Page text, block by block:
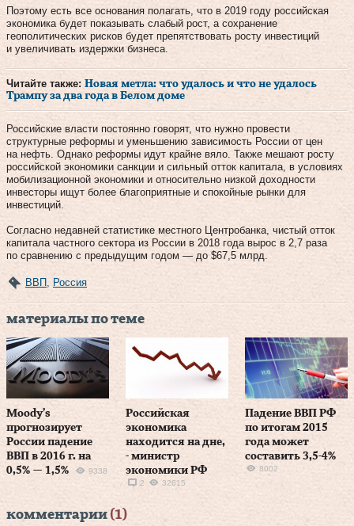
Поэтому есть все основания полагать, что в 2019 году российская
экономика будет показывать слабый рост, а сохранение
геополитических рисков будет препятствовать росту инвестиций
и увеличивать издержки бизнеса.
Читайте также: Новая метла: что удалось и что не удалось
Трампу за два года в Белом доме
Российские власти постоянно говорят, что нужно провести
структурные реформы и уменьшению зависимость России от цен
на нефть. Однако реформы идут крайне вяло. Также мешают росту
российской экономики санкции и сильный отток капитала, в условиях
мобилизационной экономики и относительно низкой доходности
инвесторы ищут более благоприятные и спокойные рынки для
инвестиций.
Согласно недавней статистике местного Центробанка, чистый отток
капитала частного сектора из России в 2018 года вырос в 2,7 раза
по сравнению с предыдущим годом — до $67,5 млрд.
ВВП Россия
материалы по теме
Moody’s
прогнозирует
России падение
ВВП в 2016 г. на
0,5% — 1,5%
9338
Российская
экономика
находится на дне,
- министр
экономики РФ
2 32615
Падение ВВП РФ
по итогам 2015
года может
составить 3,5-4%
8002
комментарии (1)